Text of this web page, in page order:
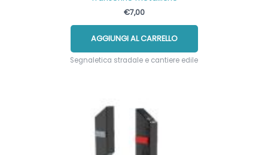
€7,00
AGGIUNGI AL CARRELLO
Segnaletica stradale e cantiere edile